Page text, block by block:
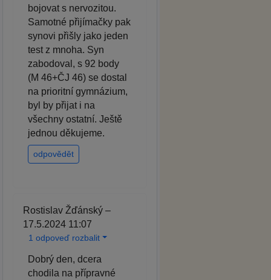
bojovat s nervozitou.
Samotné přijímačky pak
synovi přišly jako jeden
test z mnoha. Syn
zabodoval, s 92 body
(M 46+ČJ 46) se dostal
na prioritní gymnázium,
byl by přijat i na
všechny ostatní. Ještě
jednou děkujeme.
odpovědět
Rostislav Žďánský –
17.5.2024 11:07
1 odpoveď rozbalit
Dobrý den, dcera
chodila na přípravné